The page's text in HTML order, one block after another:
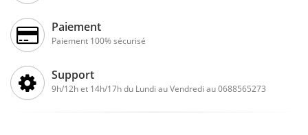
Paiement
Paiement 100% sécurisé
Support
9h/12h et 14h/17h du Lundi au Vendredi au 0688565273